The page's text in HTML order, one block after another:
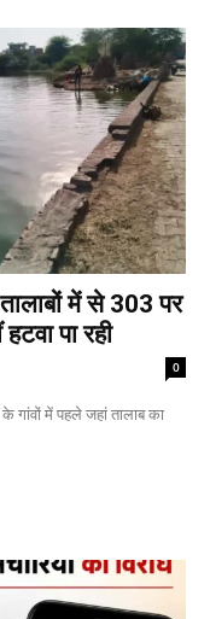
में से 303 पर
पा रही
0
गांवों में पहले जहां तालाब का